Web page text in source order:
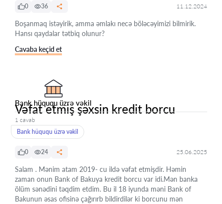
0
36 11.12.2024
Boşanmaq istəyirik, amma əmlakı necə böləcəyimizi bilmirik.
Hansı qaydalar tətbiq olunur?
Cavaba keçid et
Bank hüququ üzrə vəkil
Vəfat etmiş şəxsin kredit borcu
1 cavab
Bank hüququ üzrə vəkil
0 24 25.06.2025
Salam . Mənim atam 2019- cu ildə vəfat etmişdir. Həmin
zaman onun Bank of Bakuya kredit borcu var idi.Mən banka
ölüm sənədini təqdim etdim. Bu il 18 iyunda məni Bank of
Bakunun əsas ofisinə çağırırb bildirdilər ki borcunu mən